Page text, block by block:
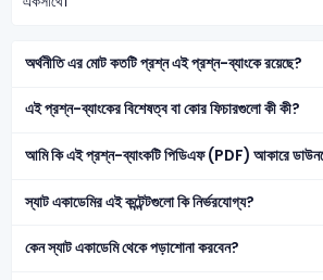
অর্থনীতি এর মোট কতটি প্রশ্ন এই প্রশ্ন-ব্যাংকে রয়েছে?
এই প্রশ্ন-ব্যাংকের বিশেষত্ব বা কোর ফিচারগুলো কী কী?
আমি কি এই প্রশ্ন-ব্যাংকটি পিডিএফ (PDF) আকারে
স্যাট একাডেমির এই কন্টেন্টগুলো কি নির্ভরযোগ্য?
কেন স্যাট একাডেমি থেকে পড়াশোনা করবেন?